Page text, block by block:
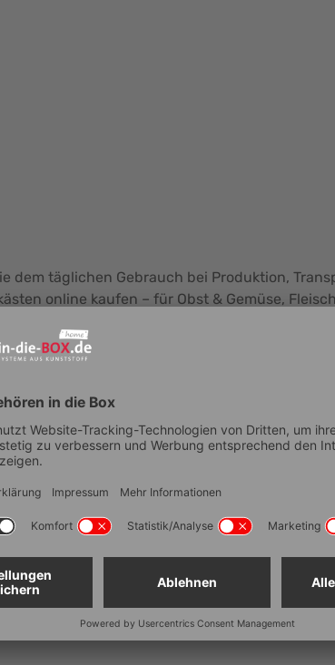
dem täglichen Gebrauch bei Produktion,
online kaufen – für Obst & Gemüse,
Supply Chain konzipiert. Unsere
Etiketten dient der leichteren
Schauen Sie sich in unserem Sortiment